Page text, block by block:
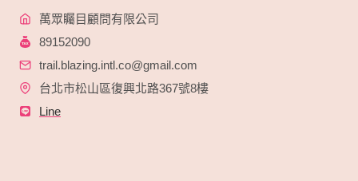
萬眾矚目顧問有限公司
89152090
trail.blazing.intl.co@gmail.com
台北市松山區復興北路367號8樓
Line